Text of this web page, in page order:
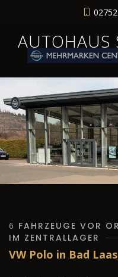
AUTOHAUS
6 FAHRZEUGE VOR
IM ZENTRALLAGER
VW Polo in Bad